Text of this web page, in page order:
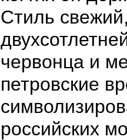
Стиль
червонца и
петровские
российских